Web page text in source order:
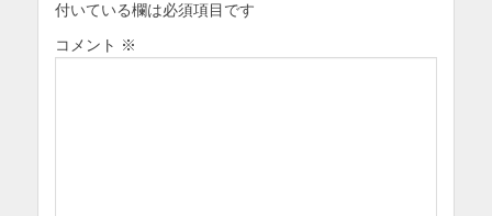
付いている欄は必須項目です
コメント ※